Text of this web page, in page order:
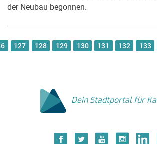
der Neubau begonnen.
127 128 129 130 131 132 133
Dein Stadtportal für